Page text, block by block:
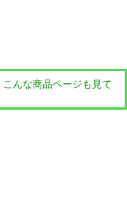
んな商品ページも見て